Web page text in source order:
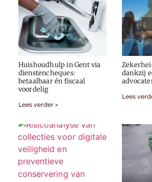
Huishoudhulp in Gent via
dienstencheques:
betaalbaar én fiscaal
voordelig
Lees verder »
dankzij
Lees